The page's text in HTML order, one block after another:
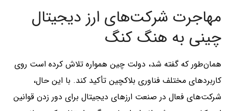
مهاجرت شرکت‌های ارز دیجیتال
چینی به هنگ کنگ
همان‌طور که گفته شد، دولت چین همواره تلاش کرده است روی
کاربردهای مختلف فناوری بلاکچین تأکید کند. با این حال،
شرکت‌های فعال در صنعت ارزهای دیجیتال برای دور زدن قوانین